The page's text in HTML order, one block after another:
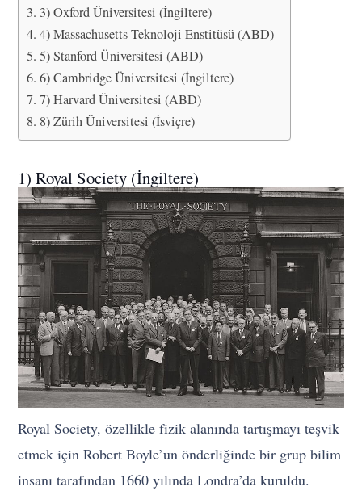
3) Oxford Üniversitesi (İngiltere)
4) Massachusetts Teknoloji Enstitüsü (ABD)
5) Stanford Üniversitesi (ABD)
6) Cambridge Üniversitesi (İngiltere)
7) Harvard Üniversitesi (ABD)
8) Zürih Üniversitesi (İsviçre)
1) Royal Society (İngiltere)
Royal Society, özellikle fizik alanında tartışmayı teşvik
etmek için Robert Boyle’un önderliğinde bir grup bilim
insanı tarafından 1660 yılında Londra’da kuruldu.